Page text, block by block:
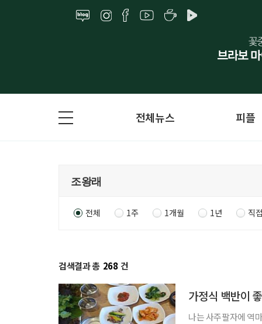
전체뉴스 피플
전체 1주 1개월 1년 직
검색결과 총 268 건
가정식 백반이
나는 사주팔자에 역